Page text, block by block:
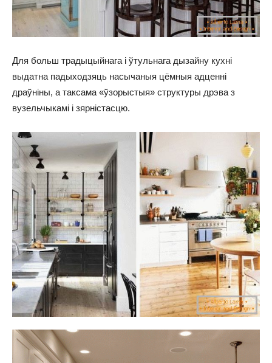
Для больш традыцыйнага і ўтульнага дызайну кухні
выдатна падыходзяць насычаныя цёмныя адценні
драўніны, а таксама «ўзорыстыя» структуры дрэва з
вузельчыкамі і зярністасцю.